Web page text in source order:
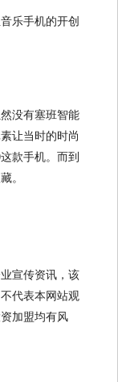
没有塞班智能
让当时的时尚
款手机。而到
。
宣传资讯，该
代表本网站观
加盟均有风